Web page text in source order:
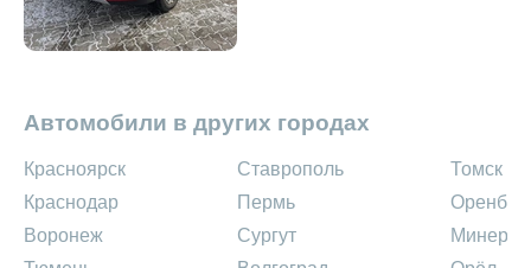
Автомобили в других городах
Красноярск
Краснодар
Воронеж
Ставрополь
Пермь
Сургут
Томск